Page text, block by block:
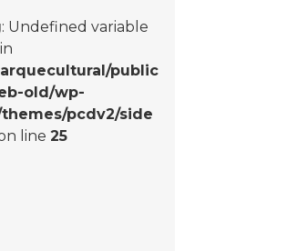
: Undefined variable
public
old/wp-
pcdv2/side
line25